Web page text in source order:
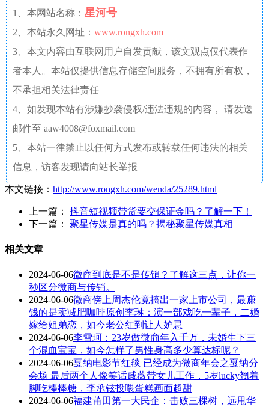
1、本网站名称： 星河号
2、本站永久网址： www.rongxh.com
3、本文内容由互联网用户自发贡献，该文观点仅代表作
者本人。本站仅提供信息存储空间服务，不拥有所有权，
不承担相关法律责任
4、如发现本站有涉嫌抄袭侵权/违法违规的内容， 请发送
邮件至 aaw4008@foxmail.com
5、本站一律禁止以任何方式发布或转载任何违法的相关
信息，访客发现请向站长举报
本文链接： http://www.rongxh.com/wenda/25289.html
上一篇： 抖音短视频带货要交保证金吗？了解一下！
下一篇： 聚星传媒是真的吗？揭秘聚星传媒真相
相关文章
2024-06-06微商到底是不是传销？了解这三点，让你一
秒区分微商与传销。
2024-06-06微商傍上周杰伦竟搞出一家上市公司，最赚
钱的是卖减肥咖啡原创李琳：演一部戏吃一辈子，二婚
嫁给姐弟恋，如今老公红到让人妒忌
2024-06-06李雪珂：23岁做微商年入千万，未婚生下三
个混血宝宝，如今怎样了男性身高多少算达标呢？
2024-06-06戛纳电影节红毯 已经成为微商年会之戛纳分
会场 最后两个人像笑话戚薇带女儿工作，5岁lucky翘着
脚吃棒棒糖，李承铉投喂蛋糕画面超甜
2024-06-06福建莆田第一大民企：击败三棵树，远甩华